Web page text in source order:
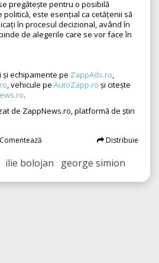
pregătește pentru o posibilă
este esențial ca cetățenii să
în procesul decizional, având în
de alegerile care se vor face în
și echipamente pe ZappAds.ro,
, vehicule pe AutoZapp.ro și citește
.
de ZappNews.ro, platformă de știri
Comentează Distribuie
bolojan george simion